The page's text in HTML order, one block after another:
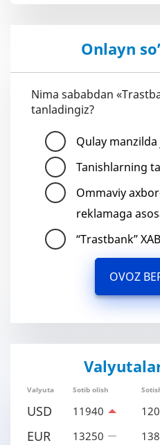
Onlayn
Nima sababdan
tanladingiz?
Qulay
Tanishlarning
Ommaviy
reklamaga
“Trastbank”
OVOZ
Valyuta Sotib olish
USD 11940
EUR 13250